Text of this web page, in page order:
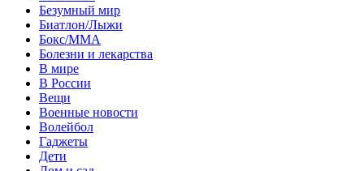
Безумный мир
Биатлон/Лыжи
Бокс/MMA
Болезни и лекарства
В мире
В России
Вещи
Военные новости
Волейбол
Гаджеты
Дети